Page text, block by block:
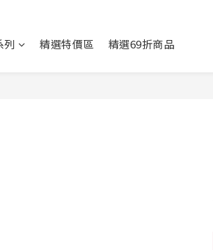
列 精選特價區 精選69折商品